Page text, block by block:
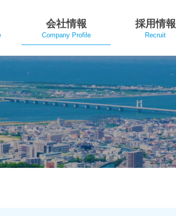
会社情報
Company Profile
採用情報
Recruit